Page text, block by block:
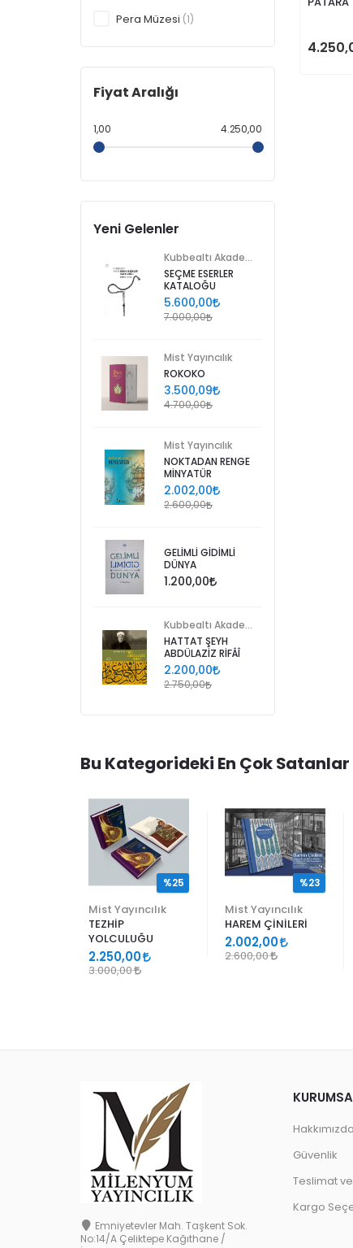
Pera Müzesi (1)
Fiyat Aralığı
1,00 4.250,00
Yeni Gelenler
SEÇME ESERLER
KATALOĞU
5.600,00
7.000,00
Mist Yayıncılık
ROKOKO
3.500,09
4.700,00
Mist Yayıncılık
NOKTADAN RENGE
MİNYATÜR
2.002,00
2.600,00
GELİMLİ GİDİMLİ
DÜNYA
1.200,00
HATTAT ŞEYH
ABDÜLAZİZ RİFÂÎ
2.200,00
2.750,00
Bu Kategorideki En Çok Satanlar
Mist Yayıncılık
TEZHİP
YOLCULUĞU
2.250,00
3.000,00
%25
Mist Yayıncılık
HAREM ÇİNİLERİ
2.002,00
2.600,00
%23
Emniyetevler Mah. Taşkent Sok.
No:14/A Çeliktepe Kağıthane /
Hakkımızda
Güvenlik
Teslimat
Kargo